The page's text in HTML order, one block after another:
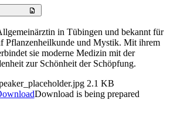
in Tübingen und bekannt für
Pflanzenheilkunde und Mystik. Mit ihrem
sie moderne Medizin mit der
zur Schönheit der Schöpfung.
2.1 KB
Download is being prepared